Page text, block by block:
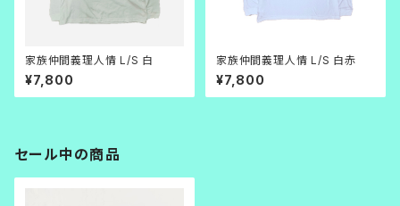
家族仲間義理人情 L/S 白
¥7,800
家族仲間義理人情 L/S 白赤
¥7,800
セール中の商品